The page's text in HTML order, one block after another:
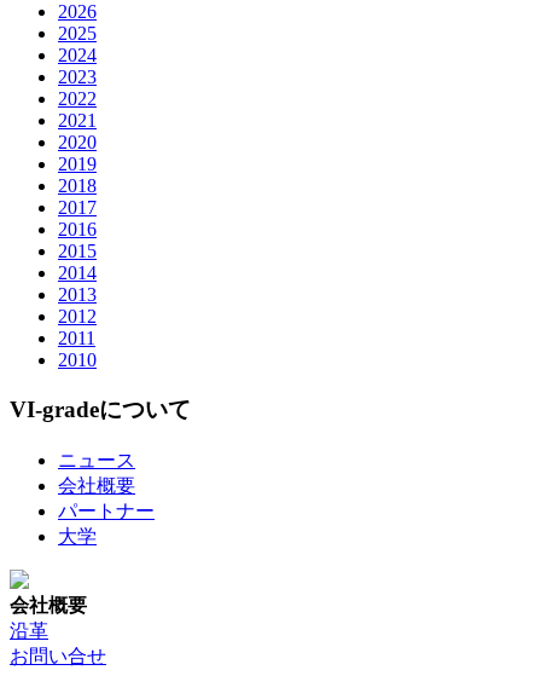
2026
2025
2024
2023
2022
2021
2020
2019
2018
2017
2016
2015
2014
2013
2012
2011
2010
VI-gradeについて
ニュース
会社概要
パートナー
大学
会社概要
沿革
お問い合せ